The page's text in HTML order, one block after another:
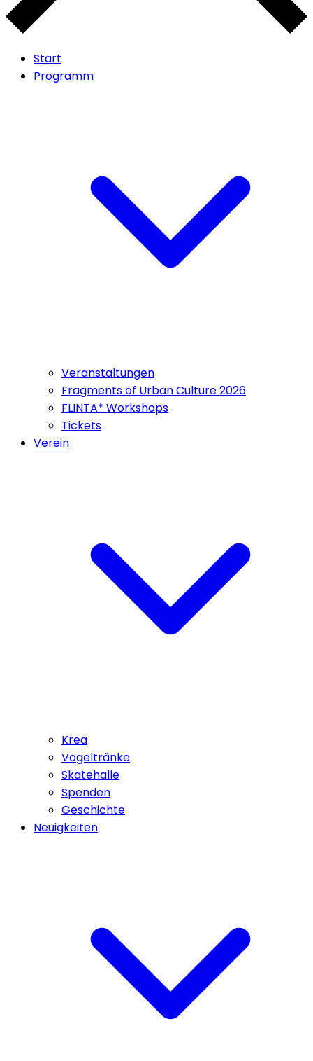
Start
Programm
Veranstaltungen
Fragments of Urban Culture 2026
FLINTA* Workshops
Tickets
Verein
Krea
Vogeltränke
Skatehalle
Spenden
Geschichte
Neuigkeiten